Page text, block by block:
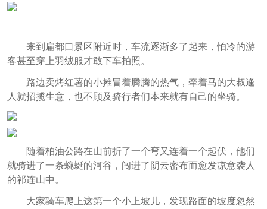
来到扁都口景区附近时，车流逐渐多了起来，怕冷的游
客甚至穿上羽绒服才敢下车拍照。
路边卖烤红薯的小摊冒着腾腾的热气，牵着马的大叔逢
人就招揽生意，也不顾及骑行者们本来就有自己的坐骑。
随着柏油公路在山前折了一个弯又连着一个起伏，他们
就骑进了一条蜿蜒的河谷，闯进了阴云密布而愈发凉意袭人
的祁连山中。
大家骑车爬上这第一个小上坡儿，发现路面的坡度忽然